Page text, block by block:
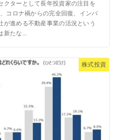
クターとして長年投資家の注目を
コロナ禍からの完全回復、インバ
が進める不動産事業の活況という
新たな...
株式投資